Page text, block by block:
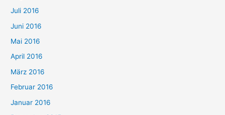
Juli 2016
Juni 2016
Mai 2016
April 2016
März 2016
Februar 2016
Januar 2016